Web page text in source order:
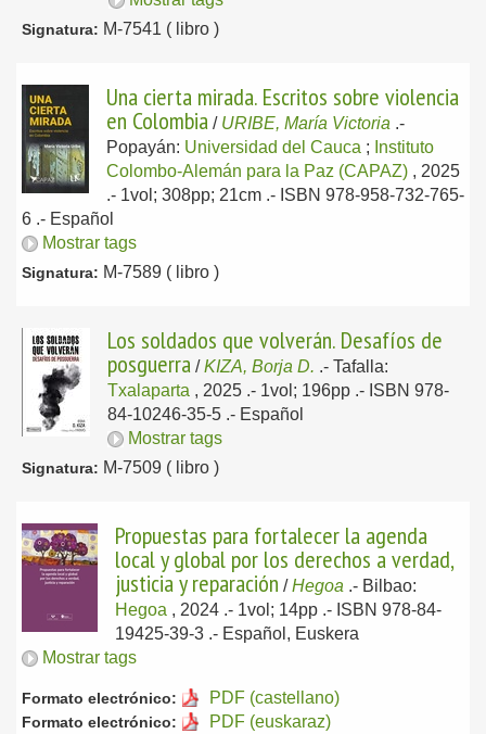
Signatura: M-7541 ( libro )
Una cierta mirada. Escritos sobre violencia
en Colombia / URIBE, María Victoria .-
Popayán: Universidad del Cauca ; Instituto
Colombo-Alemán para la Paz (CAPAZ) , 2025
.- 1vol; 308pp; 21cm .- ISBN 978-958-732-765-
6 .- Español
Mostrar tags
Signatura: M-7589 ( libro )
Los soldados que volverán. Desafíos de
posguerra /KIZA, Borja D. .- Tafalla:
Txalaparta , 2025 .- 1vol; 196pp .- ISBN 978-
84-10246-35-5 .- Español
Mostrar tags
Signatura: M-7509 ( libro )
Propuestas para fortalecer la agenda
local y global por los derechos a verdad,
justicia y reparación /Hegoa .- Bilbao:
Hegoa , 2024 .- 1vol; 14pp .- ISBN 978-84-
19425-39-3 .- Español, Euskera
Mostrar tags
Formato electrónico: PDF (castellano)
Formato electrónico: PDF (euskaraz)